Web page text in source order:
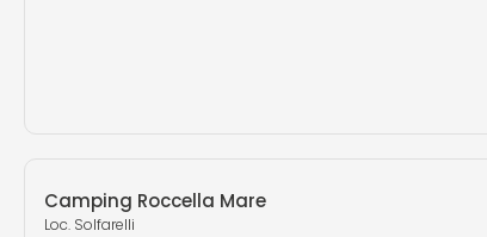
Camping Roccella Mare
Loc. Solfarelli